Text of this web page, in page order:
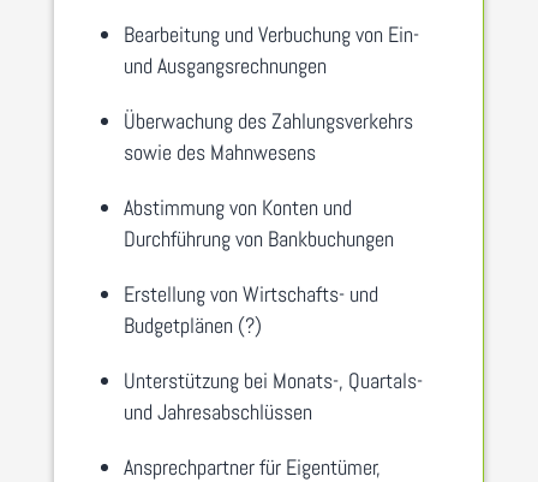
Bearbeitung und Verbuchung von Ein-
und Ausgangsrechnungen
Überwachung des Zahlungsverkehrs
sowie des Mahnwesens
Abstimmung von Konten und
Durchführung von Bankbuchungen
Erstellung von Wirtschafts- und
Budgetplänen (?)
Unterstützung bei Monats-, Quartals-
und Jahresabschlüssen
Ansprechpartner für Eigentümer,